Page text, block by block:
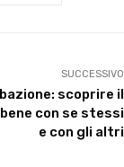
SUCCESSIVO
scoprire il
con se stessi
e con gli altri